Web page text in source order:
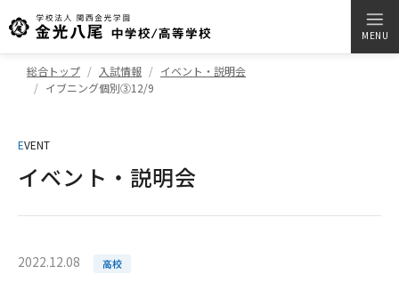
MENU
総合トップ 入試情報
イベント・説明会
イブニング個別③12/9
EVENT
イベント・説明会
2022.12.08 高校